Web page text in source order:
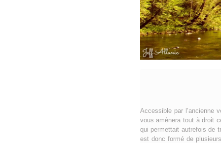
Accessible par l’ancienne
vous amènera tout à droit
qui permettait autrefois de
est donc formé de